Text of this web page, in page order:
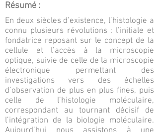
Résumé :
En deux siècles d’existence, l’histologie a
connu plusieurs révolutions : l’initiale et
fondatrice reposant sur le concept de la
cellule et l’accès à la microscopie
optique, suivie de celle de la microscopie
électronique permettant des
investigations vers des échelles
d’observation de plus en plus fines, puis
celle de l’histologie moléculaire,
correspondant au tournant décisif de
l’intégration de la biologie moléculaire.